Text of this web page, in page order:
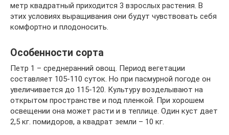
метр квадратный приходится 3 взрослых растения. В
этих условиях выращивания они будут чувствовать себя
комфортно и плодоносить.
Особенности сорта
Петр 1 – среднеранний овощ. Период вегетации
составляет 105-110 суток. Но при пасмурной погоде он
увеличивается до 115-120. Культуру возделывают на
открытом пространстве и под пленкой. При хорошем
освещении она может расти и в теплице. Один куст дает
2,5 кг. помидоров, а квадрат земли – 10 кг.